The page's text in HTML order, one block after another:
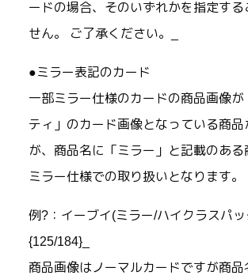
ードの場合、そのいずれかを指定する
せん。 ご了承ください。_
●ミラー表記のカード
一部ミラー仕様のカードの商品画像が
ティ」のカード画像となっている商品
が、商品名に「ミラー」と記載のあ
ミラー仕様での取り扱いとなります。
例?：イーブイ(ミラー/ハイクラスパッ
{125/184}_
商品画像はノーマルカードですが商品